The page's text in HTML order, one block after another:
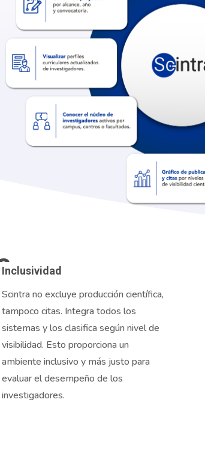
Inclusividad
Scintra no excluye producción científica,
tampoco citas. Integra todos los
sistemas y los clasifica según nivel de
visibilidad. Esto proporciona un
ambiente inclusivo y más justo para
evaluar el desempeño de los
investigadores.